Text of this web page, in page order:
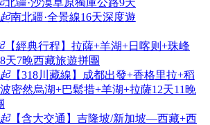
北疆·沙漠草原獨庫公路9天
南北疆·全景線16天深度遊
【經典行程】拉薩+羊湖+日喀则+珠峰
天7晚西藏旅遊拼團
【318川藏線】成都出發+香格里拉+稻
密然烏湖+巴鬆措+羊湖+拉薩12天11晚
【含大交通】吉隆坡/新加坡—西藏+西